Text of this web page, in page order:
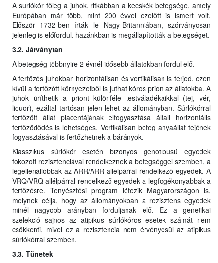
A surlókór főleg a juhok, ritkábban a kecskék betegsége, amely
Európában már több, mint 200 évvel ezelőtt is ismert volt.
Először 1732-ben írták le Nagy-Britanniában, szórványosan
jelenleg is előfordul, hazánkban is megállapították a betegséget.
3.2. Járványtan
A betegség többnyire 2 évnél idősebb állatokban fordul elő.
A fertőzés juhokban horizontálisan és vertikálisan is terjed, ezen
kívül a fertőzött környezetből is juthat kóros prion az állatokba. A
juhok üríthetik a priont különféle testváladékaikkal (tej, vér,
liquor), ezáltal tartósan jelen lehet az állományban. Súrlókórral
fertőzött állat placentájának elfogyasztása általi horizontális
fertőződődés is lehetséges. Vertikálisan beteg anyaállat tejének
fogyasztásával is fertőzhetnek a bárányok.
Klasszikus súrlókór esetén bizonyos genotipusú egyedek
fokozott rezisztenciával rendelkeznek a betegséggel szemben, a
legellenállóbbak az ARR/ARR allélpárral rendelkező egyedek. A
VRQ/VRQ allélpárral rendelkező egyedek a legfogékonyabbak a
fertőzésre. Tenyésztési program létezik Magyarországon is,
melynek célja, hogy az állományokban a rezisztens egyedek
minél nagyobb arányban forduljanak elő. Ez a genetikai
szelekció sajnos az atipikus súrlókóros esetek számát nem
csökkenti, mivel ez a rezisztencia nem érvényesül az atipikus
súrlókórral szemben.
3.3. Tünetek